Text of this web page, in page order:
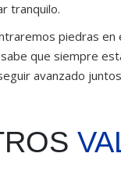
tranquilo.
piedras en
que siempre
avanzado